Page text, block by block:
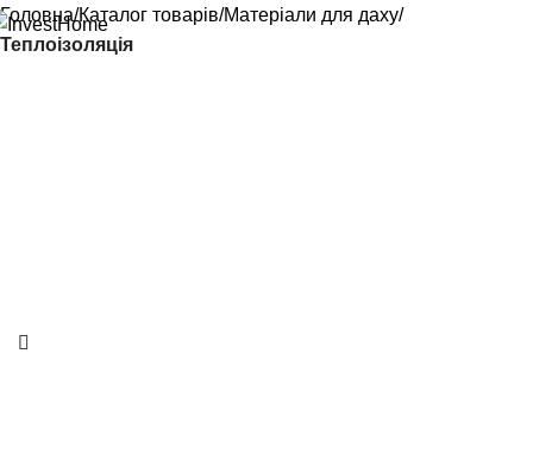
Головна Каталог товарів Матеріали для даху
Теплоізоляція